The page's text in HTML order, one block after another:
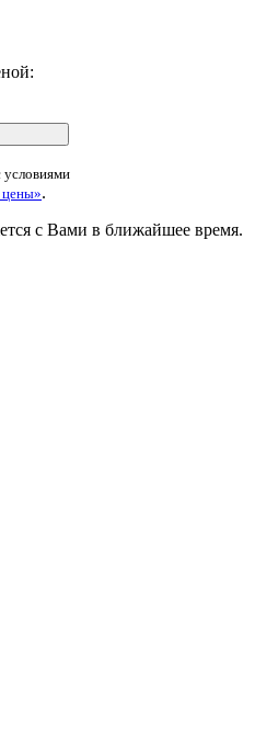
условиями
цены».
с Вами в ближайшее время.